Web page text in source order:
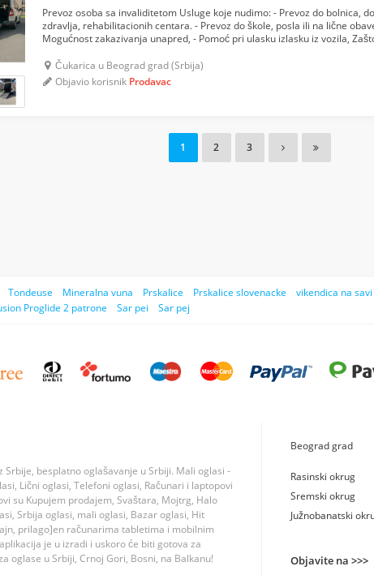
Prevoz osoba sa invaliditetom Usluge koje nudimo: - Prevoz do bolnica,
zdravlja, rehabilitacionih centara. - Prevoz do škole, posla ili na lične
Mogućnost zakazivanja unapred, - Pomoć pri ulasku izlasku iz vozila,
Čukarica u Beograd grad (Srbija)
Objavio korisnik Prodavac
1 2 3
Tondeuse Mineralna vuna Prskalice Prskalice slovenacke vikendica na savi
Proglide 2 patrone Sar pei Sar pej
besplatno oglašavanje u Srbiji. Mali oglasi -
Lični oglasi, Telefoni oglasi, Računari i laptopovi
su Kupujem prodajem, Svaštara, Mojtrg, Halo
Srbija oglasi, mali oglasi, Bazar oglasi, Hit
prilago]en računarima tabletima i mobilnim
je u izradi i uskoro će biti gotova za
oglase u Srbiji, Crnoj Gori, Bosni, na Balkanu!
Beograd grad
Rasinski okrug
Sremski okrug
Južnobanatski
Objavite na >>>